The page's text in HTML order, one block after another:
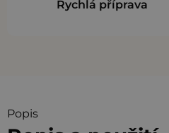
Rychlá příprava
Popis